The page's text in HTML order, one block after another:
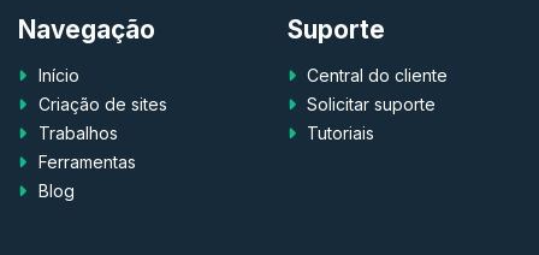
Navegação
Início
Criação de sites
Trabalhos
Ferramentas
Blog
Suporte
Central do cliente
Solicitar suporte
Tutoriais